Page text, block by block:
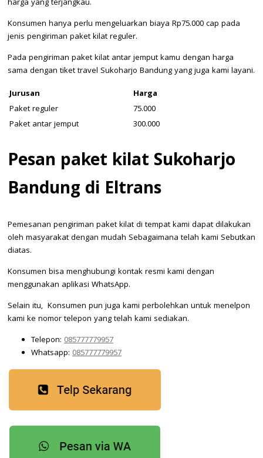
harga yang terjangkau.
Konsumen hanya perlu mengeluarkan biaya Rp75.000 cap pada
jenis pengiriman paket kilat reguler.
Pada pengiriman paket kilat antar jemput kamu dengan harga
sama dengan tiket travel Sukoharjo Bandung yang juga kami layani.
Jurusan
Harga
Paket reguler
75.000
Paket antar jemput
300.000
Pesan paket kilat Sukoharjo
Bandung di Eltrans
Pemesanan pengiriman paket kilat di tempat kami dapat dilakukan
oleh masyarakat dengan mudah Sebagaimana telah kami Sebutkan
diatas.
Konsumen bisa menghubungi kontak resmi kami dengan
menggunakan aplikasi WhatsApp.
Selain itu, Konsumen pun juga kami perbolehkan untuk menelpon
kami ke nomor telepon yang telah kami sediakan.
Telepon: 085777779957
Whatsapp: 085777779957